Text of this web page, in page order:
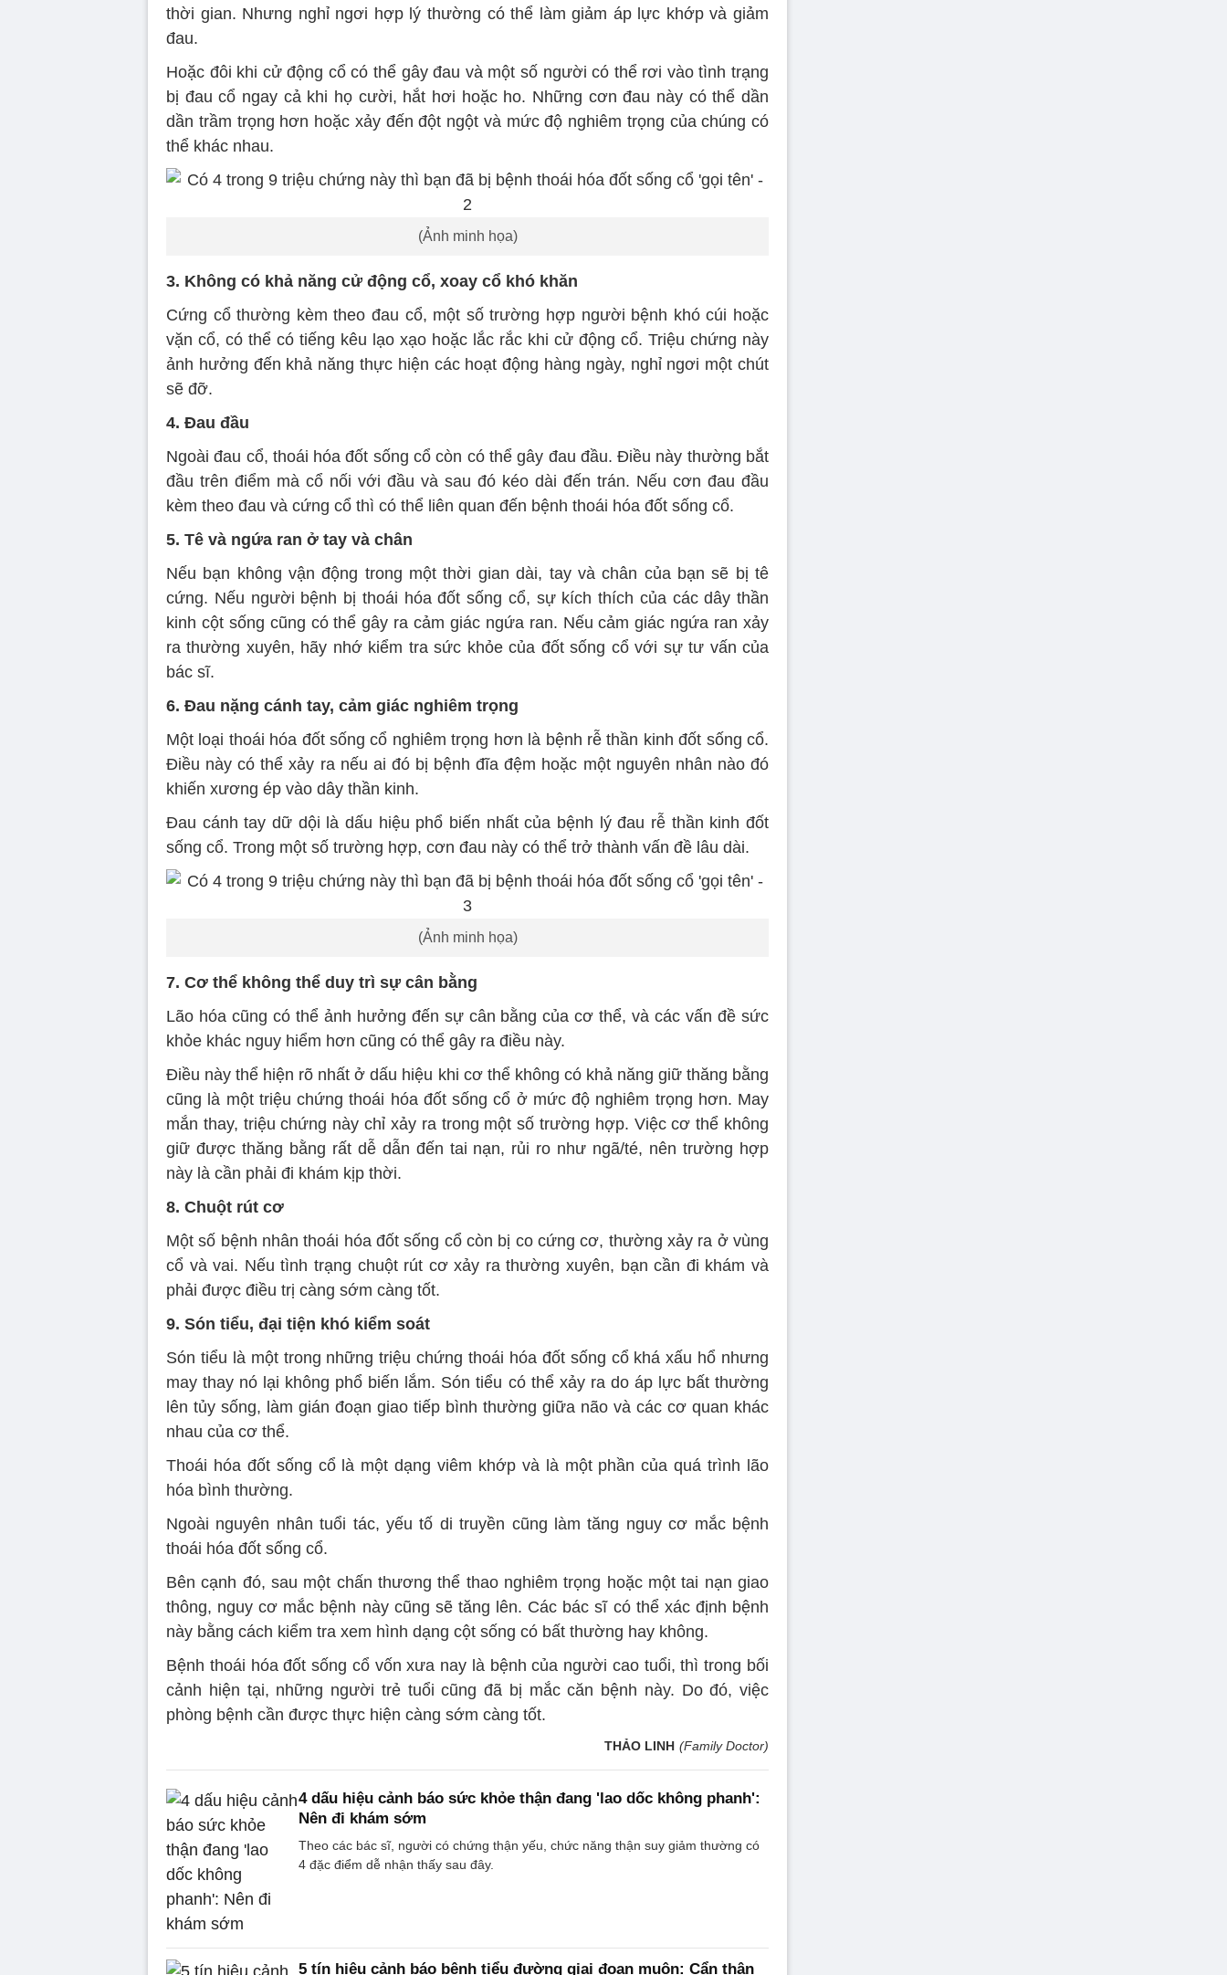
thời gian. Nhưng nghỉ ngơi hợp lý thường có thể làm giảm áp lực khớp và giảm
đau.
Hoặc đôi khi cử động cổ có thể gây đau và một số người có thể rơi vào tình trạng
bị đau cổ ngay cả khi họ cười, hắt hơi hoặc ho. Những cơn đau này có thể dần
dần trầm trọng hơn hoặc xảy đến đột ngột và mức độ nghiêm trọng của chúng có
thể khác nhau.
(Ảnh minh họa)
3. Không có khả năng cử động cổ, xoay cổ khó khăn
Cứng cổ thường kèm theo đau cổ, một số trường hợp người bệnh khó cúi hoặc
vặn cổ, có thể có tiếng kêu lạo xạo hoặc lắc rắc khi cử động cổ. Triệu chứng này
ảnh hưởng đến khả năng thực hiện các hoạt động hàng ngày, nghỉ ngơi một chút
sẽ đỡ.
4. Đau đầu
Ngoài đau cổ, thoái hóa đốt sống cổ còn có thể gây đau đầu. Điều này thường bắt
đầu trên điểm mà cổ nối với đầu và sau đó kéo dài đến trán. Nếu cơn đau đầu
kèm theo đau và cứng cổ thì có thể liên quan đến bệnh thoái hóa đốt sống cổ.
5. Tê và ngứa ran ở tay và chân
Nếu bạn không vận động trong một thời gian dài, tay và chân của bạn sẽ bị tê
cứng. Nếu người bệnh bị thoái hóa đốt sống cổ, sự kích thích của các dây thần
kinh cột sống cũng có thể gây ra cảm giác ngứa ran. Nếu cảm giác ngứa ran xảy
ra thường xuyên, hãy nhớ kiểm tra sức khỏe của đốt sống cổ với sự tư vấn của
bác sĩ.
6. Đau nặng cánh tay, cảm giác nghiêm trọng
Một loại thoái hóa đốt sống cổ nghiêm trọng hơn là bệnh rễ thần kinh đốt sống cổ.
Điều này có thể xảy ra nếu ai đó bị bệnh đĩa đệm hoặc một nguyên nhân nào đó
khiến xương ép vào dây thần kinh.
Đau cánh tay dữ dội là dấu hiệu phổ biến nhất của bệnh lý đau rễ thần kinh đốt
sống cổ. Trong một số trường hợp, cơn đau này có thể trở thành vấn đề lâu dài.
(Ảnh minh họa)
7. Cơ thể không thể duy trì sự cân bằng
Lão hóa cũng có thể ảnh hưởng đến sự cân bằng của cơ thể, và các vấn đề sức
khỏe khác nguy hiểm hơn cũng có thể gây ra điều này.
Điều này thể hiện rõ nhất ở dấu hiệu khi cơ thể không có khả năng giữ thăng bằng
cũng là một triệu chứng thoái hóa đốt sống cổ ở mức độ nghiêm trọng hơn. May
mắn thay, triệu chứng này chỉ xảy ra trong một số trường hợp. Việc cơ thể không
giữ được thăng bằng rất dễ dẫn đến tai nạn, rủi ro như ngã/té, nên trường hợp
này là cần phải đi khám kịp thời.
8. Chuột rút cơ
Một số bệnh nhân thoái hóa đốt sống cổ còn bị co cứng cơ, thường xảy ra ở vùng
cổ và vai. Nếu tình trạng chuột rút cơ xảy ra thường xuyên, bạn cần đi khám và
phải được điều trị càng sớm càng tốt.
9. Són tiểu, đại tiện khó kiểm soát
Són tiểu là một trong những triệu chứng thoái hóa đốt sống cổ khá xấu hổ nhưng
may thay nó lại không phổ biến lắm. Són tiểu có thể xảy ra do áp lực bất thường
lên tủy sống, làm gián đoạn giao tiếp bình thường giữa não và các cơ quan khác
nhau của cơ thể.
Thoái hóa đốt sống cổ là một dạng viêm khớp và là một phần của quá trình lão
hóa bình thường.
Ngoài nguyên nhân tuổi tác, yếu tố di truyền cũng làm tăng nguy cơ mắc bệnh
thoái hóa đốt sống cổ.
Bên cạnh đó, sau một chấn thương thể thao nghiêm trọng hoặc một tai nạn giao
thông, nguy cơ mắc bệnh này cũng sẽ tăng lên. Các bác sĩ có thể xác định bệnh
này bằng cách kiểm tra xem hình dạng cột sống có bất thường hay không.
Bệnh thoái hóa đốt sống cổ vốn xưa nay là bệnh của người cao tuổi, thì trong bối
cảnh hiện tại, những người trẻ tuổi cũng đã bị mắc căn bệnh này. Do đó, việc
phòng bệnh cần được thực hiện càng sớm càng tốt.
THẢO LINH (Family Doctor)
4 dấu hiệu cảnh báo sức khỏe thận đang 'lao dốc không phanh':
Nên đi khám sớm
Theo các bác sĩ, người có chứng thận yếu, chức năng thận suy giảm thường có
4 đặc điểm dễ nhận thấy sau đây.
5 tín hiệu cảnh báo bệnh tiểu đường giai đoạn muộn: Cẩn thận